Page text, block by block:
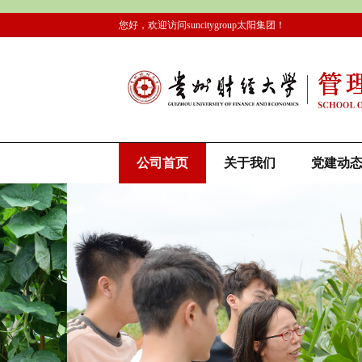
您好，欢迎访问suncitygroup太阳集团！
公司首页 关于我们 党建动态